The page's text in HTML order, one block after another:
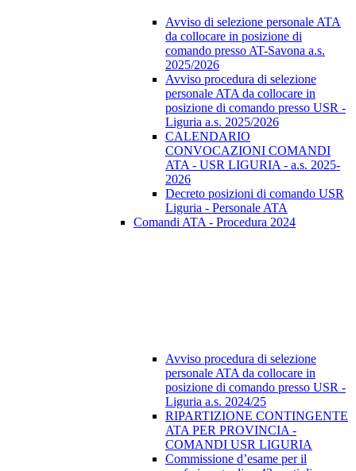
Avviso di selezione personale ATA
da collocare in posizione di
comando presso AT-Savona a.s.
2025/2026
Avviso procedura di selezione
personale ATA da collocare in
posizione di comando presso USR -
Liguria a.s. 2025/2026
CALENDARIO
CONVOCAZIONI COMANDI
ATA - USR LIGURIA - a.s. 2025-
2026
Decreto posizioni di comando USR
Liguria - Personale ATA
Comandi ATA - Procedura 2024
Avviso procedura di selezione
personale ATA da collocare in
posizione di comando presso USR -
Liguria a.s. 2024/25
RIPARTIZIONE CONTINGENTE
ATA PER PROVINCIA -
COMANDI USR LIGURIA
Commissione d’esame per il